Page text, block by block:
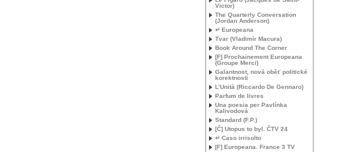
Victor)
The Quarterly Conversation
(Jordan Anderson)
↵ Europeana
Tvar (Vladimír Macura)
Book Around The Corner
[F] Prochainement Europeana
(Groupe Merci)
Galantnost, nová oběť politické
korektnosti
L’Unità (Riccardo De Gennaro)
Parfum de livres
Una poesia per Pavlínka
Kalivodová
Standard (F.P.)
[Č] Utopus to byl. ČTV 24
↵ Caso irrisolto
[F] Europeana. France 3 TV